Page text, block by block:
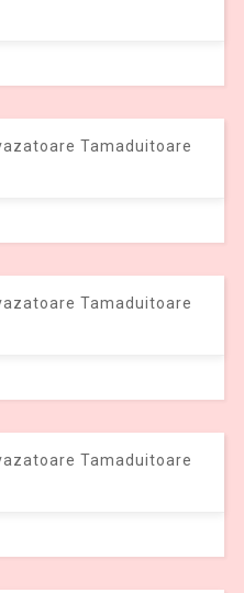
Tamaduitoare
Tamaduitoare
Tamaduitoare